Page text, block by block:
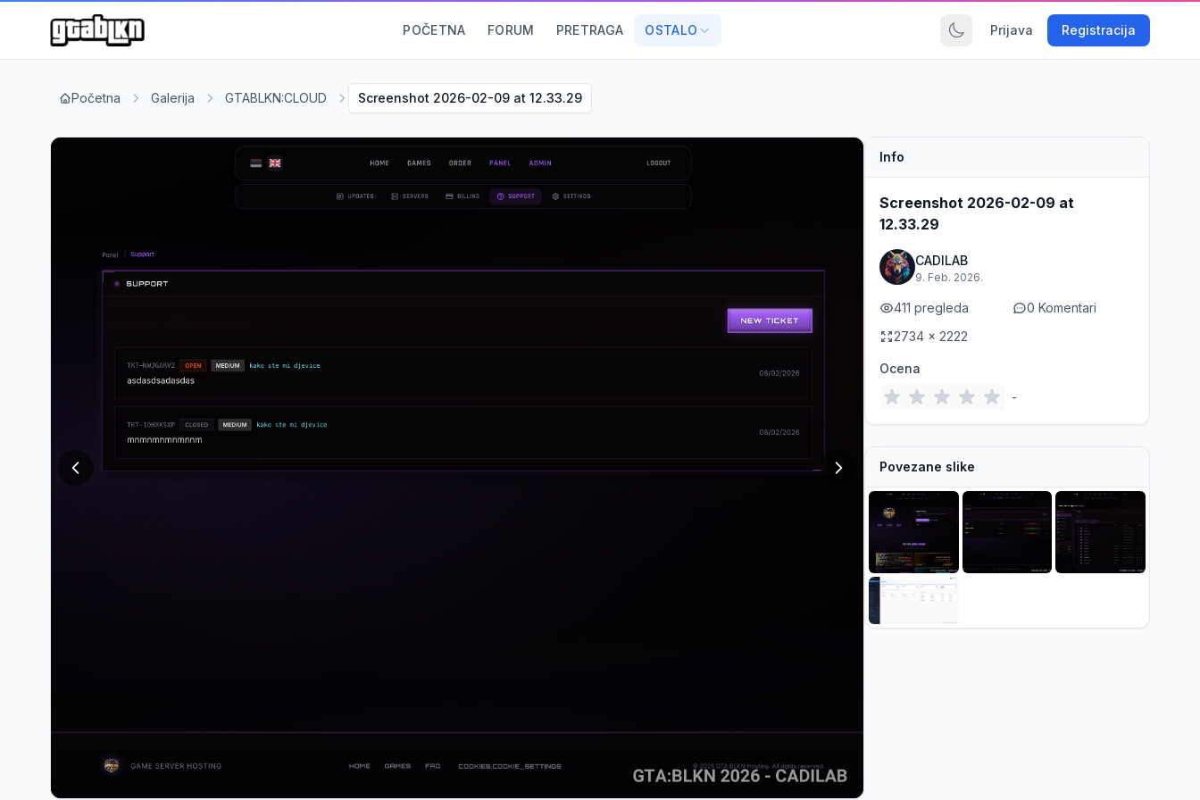
POČETNA FORUM PRETRAGA OSTALO Prijava Registracija
Početna Galerija GTABLKN:CLOUD Screenshot 2026-02-09 at 12.33.29
Info
Screenshot 2026-02-09 at
12.33.29
CADILAB
9. Feb. 2026.
411 pregleda
0 Komentari
2734 x 2222
Ocena
-
Povezane slike